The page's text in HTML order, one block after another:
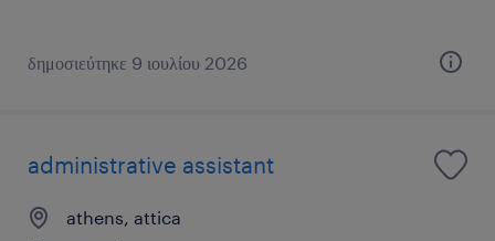
δημοσιεύτηκε 9 ιουλίου 2026
administrative assistant
athens, attica